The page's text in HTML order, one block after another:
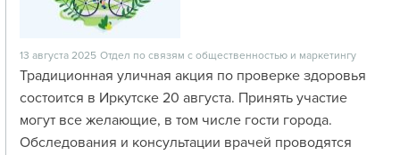
13 августа 2025 Отдел по связям с общественностью и маркетингу
Традиционная уличная акция по проверке здоровья
состоится в Иркутске 20 августа. Принять участие
могут все желающие, в том числе гости города.
Обследования и консультации врачей проводятся